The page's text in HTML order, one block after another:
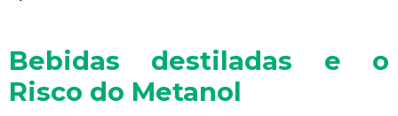
Bebidas destiladas e o
Risco do Metanol